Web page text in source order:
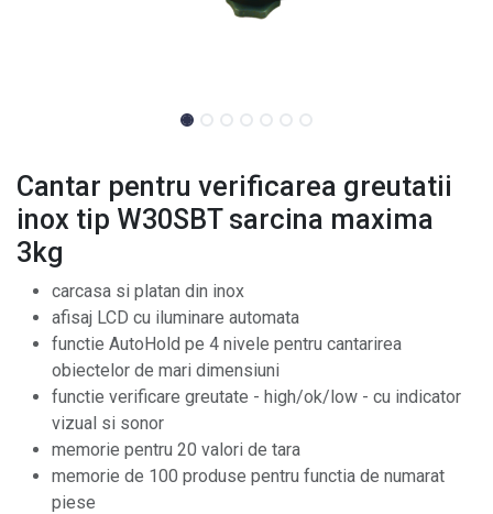
Cantar pentru verificarea greutatii
inox tip W30SBT sarcina maxima
3kg
carcasa si platan din inox
afisaj LCD cu iluminare automata
functie AutoHold pe 4 nivele pentru cantarirea
obiectelor de mari dimensiuni
functie verificare greutate - high/ok/low - cu indicator
vizual si sonor
memorie pentru 20 valori de tara
memorie de 100 produse pentru functia de numarat
piese